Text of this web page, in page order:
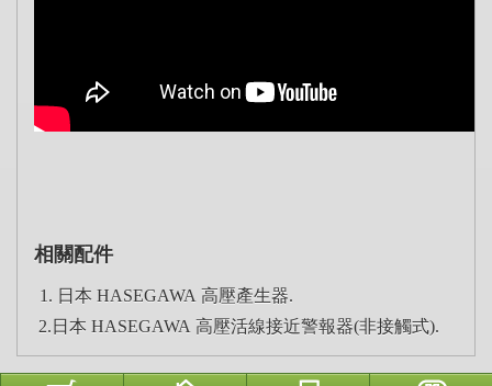
相關配件
1. 日本 HASEGAWA 高壓產生器.
2. 日本 HASEGAWA 高壓活線接近警報器(非接觸式).